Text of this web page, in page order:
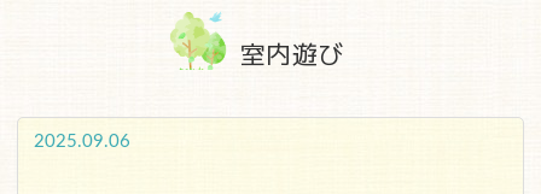
室内遊び
2025.09.06